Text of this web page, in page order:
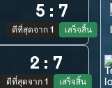
5 : 7
ดีที่สุดจาก 1 เสร็จสิ้น
2 : 7
ดีที่สุดจาก 1 เสร็จสิ้น